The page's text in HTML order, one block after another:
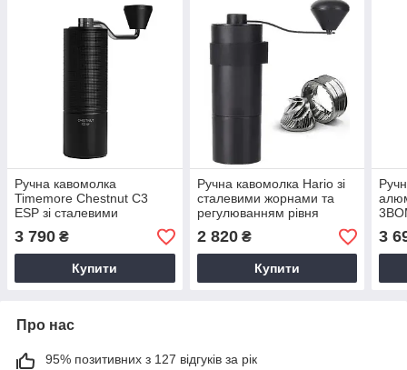
Ручна кавомолка
Timemore Chestnut C3
ESP зі сталевими
регулюванням помолу
алюмінієва механічна
3 790 ₴
Купити
Ручна кавомолка Hario зі
сталевими жорнами та
регулюванням рівня
побутова, для кави
2 820₴
Купити
3
Про нас
95% позитивних з 127 відгуків за рік